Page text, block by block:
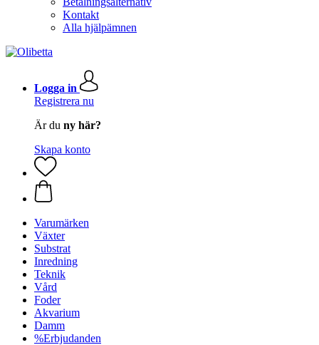
Kontakt
Alla hjälpämnen
Logga in
Registrera nu
Är du ny här?
Skapa konto
Varumärken
Växter
Substrat
Inredning
Teknik
Vård
Foder
Akvarium
Damm
%Erbjudanden